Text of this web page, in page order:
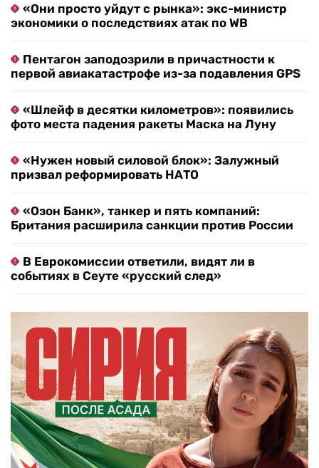
«Они просто уйдут с рынка»: экс-министр
экономики о последствиях атак по WB
Пентагон заподозрили в причастности к
первой авиакатастрофе из-за подавления GPS
«Шлейф в десятки километров»: появились
фото места падения ракеты Маска на Луну
«Нужен новый силовой блок»: Залужный
призвал реформировать НАТО
«Озон Банк», танкер и пять компаний:
Британия расширила санкции против России
В Еврокомиссии ответили, видят ли в
событиях в Сеуте «русский след»